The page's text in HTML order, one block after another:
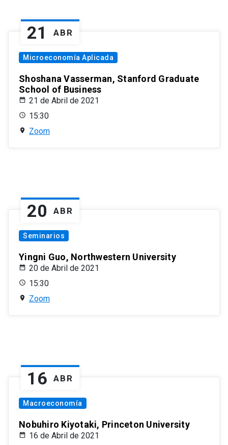
21 ABR
Microeconomía Aplicada
Shoshana Vasserman, Stanford Graduate
School of Business
21 de Abril de 2021
15:30
Zoom
20 ABR
Seminarios
Yingni Guo, Northwestern University
20 de Abril de 2021
15:30
Zoom
16 ABR
Macroeconomía
Nobuhiro Kiyotaki, Princeton University
16 de Abril de 2021